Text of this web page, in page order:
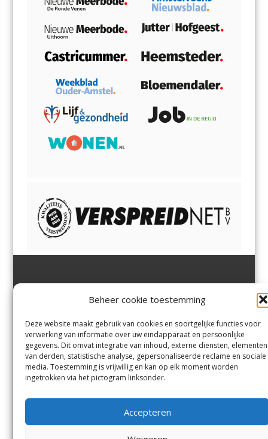
Beheer cookie toestemming
Deze website maakt gebruik van cookies en soortgelijke functies voor
verwerking van informatie over uw eindapparaat en persoonlijke
gegevens. Dit omvat integratie van inhoud, externe diensten, elementen
van derden, statistische analyse, gepersonaliseerde reclame en sociale
media. Toestemming is vrijwillig en kan op elk moment worden
ingetrokken via het pictogram linksonder.
Accepteren
Margadantstraat 34
0255-533900
info@jutter.nlofinfo@hofgee
st.nl
Velserbroek,Velsen-Zuid,
Zuid,Driehuisen
Spaarnwoude.
Contact
Andere uitgaven
Voorwaarden